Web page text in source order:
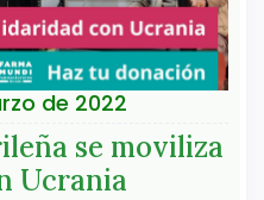
de 2022
se moviliza
Ucrania